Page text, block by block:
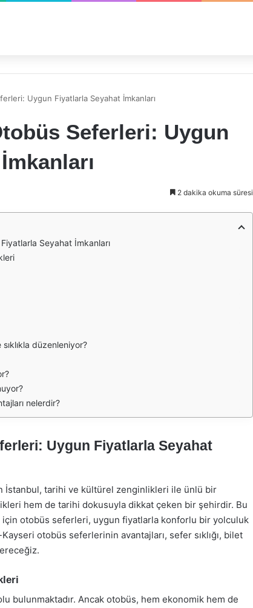
Uygun Fiyatlarla Seyahat İmkanları
Seferleri: Uygun
2 dakika okuma süresi
Seyahat İmkanları
düzenleniyor?
nelerdir?
Uygun Fiyatlarla Seyahat
İstanbul, tarihi ve kültürel zenginlikleri ile ünlü bir
hem de tarihi dokusuyla dikkat çeken bir şehirdir. Bu
otobüs seferleri, uygun fiyatlarla konforlu bir yolculuk
otobüs seferlerinin avantajları, sefer sıklığı, bilet
bulunmaktadır. Ancak otobüs, hem ekonomik hem de